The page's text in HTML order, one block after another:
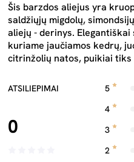
Šis barzdos aliejus yra
saldžiųjų migdolų,
aliejų - derinys.
kuriame jaučiamos kedrų,
citrinžolių natos, puikiai
ATSILIEPIMAI
0
5
4
3
2